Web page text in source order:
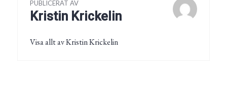
PUBLICERAT AV
Kristin Krickelin
Visa allt av Kristin Krickelin